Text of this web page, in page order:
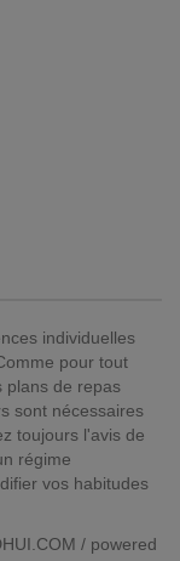
individuelles
pour tout
plans de repas
sont nécessaires
toujours l'avis de
régime
vos habitudes
/ powered